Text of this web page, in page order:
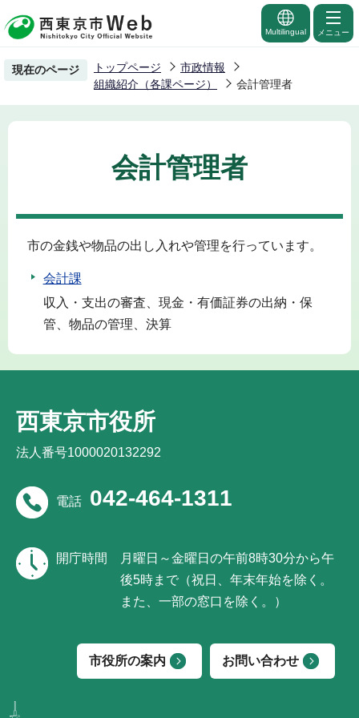
の
ー
Multilingual メニュー
現在のページ トップページ
市政情報
組織紹介（各課ページ）
会計管理者
会計管理者
市の金銭や物品の出し入れや管理を行っています。
会計課
収入・支出の審査、現金・有価証券の出納・保
管、物品の管理、決算
西東京市役所
法人番号1000020132292
電話 042-464-1311
開庁時間
月曜日～金曜日の午前8時30分から午
後5時まで（祝日、年末年始を除く。
また、一部の窓口を除く。）
市役所の案内 お問い合わせ